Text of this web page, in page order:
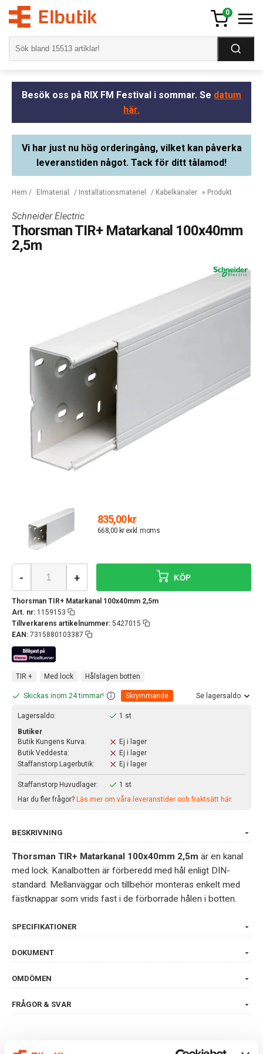
0
Besök oss på RIX FM Festival i sommar. Se datum
här.
Vi har just nu hög orderingång, vilket kan påverka
leveranstiden något. Tack för ditt tålamod!
Hem / Elmaterial / Installationsmateriel / Kabelkanaler » Produkt
Schneider Electric
Thorsman TIR+ Matarkanal 100x40mm
2,5m
835,00 kr
668,00 kr exkl. moms
Thorsman TIR+ Matarkanal 100x40mm 2,5m
Art. nr: 1159153
Tillverkarens artikelnummer: 5427015
EAN: 7315880103387
- + KÖP
TIR + Med lock Hålslagen botten
Skickas inom 24 timmar! Skrymmande Se lagersaldo
Lagersaldo:
1 st
Butiker
Butik Kungens Kurva:
Ej i lager
Butik Veddesta:
Ej i lager
Staffanstorp Lagerbutik:
Ej i lager
Staffanstorp Huvudlager:
1 st
Har du fler frågor? Läs mer om våra leveranstider och fraktsätt här.
BESKRIVNING
Thorsman TIR+ Matarkanal 100x40mm 2,5m är en kanal
med lock. Kanalbotten är förberedd med hål enligt DIN-
standard. Mellanväggar och tillbehör monteras enkelt med
fästknappar som vrids fast i de förborrade hålen i botten.
SPECIFIKATIONER
DOKUMENT
OMDÖMEN
FRÅGOR & SVAR